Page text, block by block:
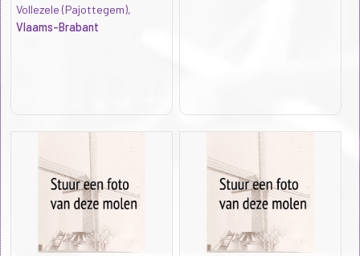
Vollezele (Pajottegem),
Vlaams-Brabant